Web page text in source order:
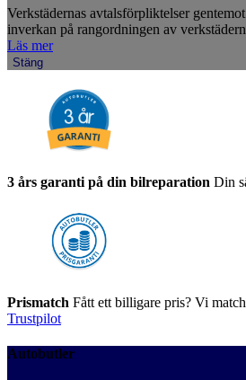
Verkstädernas avtalsförpliktelser
inverkan på rangordningen av
Läs mer
Stäng
3 års garanti på din bilreparation Din
Prismatch Fått ett billigare pris? Vi
Trustpilot
Autobutler